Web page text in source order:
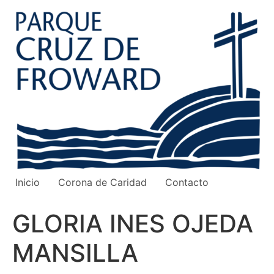
contenido
Inicio Corona de Caridad Contacto
GLORIA INES OJEDA
MANSILLA